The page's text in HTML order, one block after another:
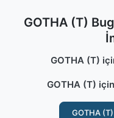
GOTHA (T)
GOTHA (T)
GOTHA (T)
GOTHA